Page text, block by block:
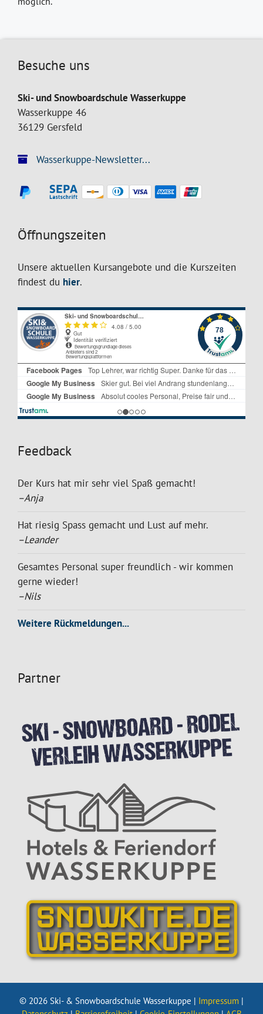
Besuche uns
Ski- und Snowboardschule Wasserkuppe
Wasserkuppe 46
36129 Gersfeld
Wasserkuppe-Newsletter...
Öffnungszeiten
Unsere aktuellen Kursangebote und die Kurszeiten
findest du hier.
Feedback
Der Kurs hat mir sehr viel Spaß gemacht!
–Anja
Hat riesig Spass gemacht und Lust auf mehr.
–Leander
Gesamtes Personal super freundlich - wir kommen
gerne wieder!
–Nils
Weitere Rückmeldungen...
Partner
© 2026 Ski- & Snowboardschule Wasserkuppe | Impressum |